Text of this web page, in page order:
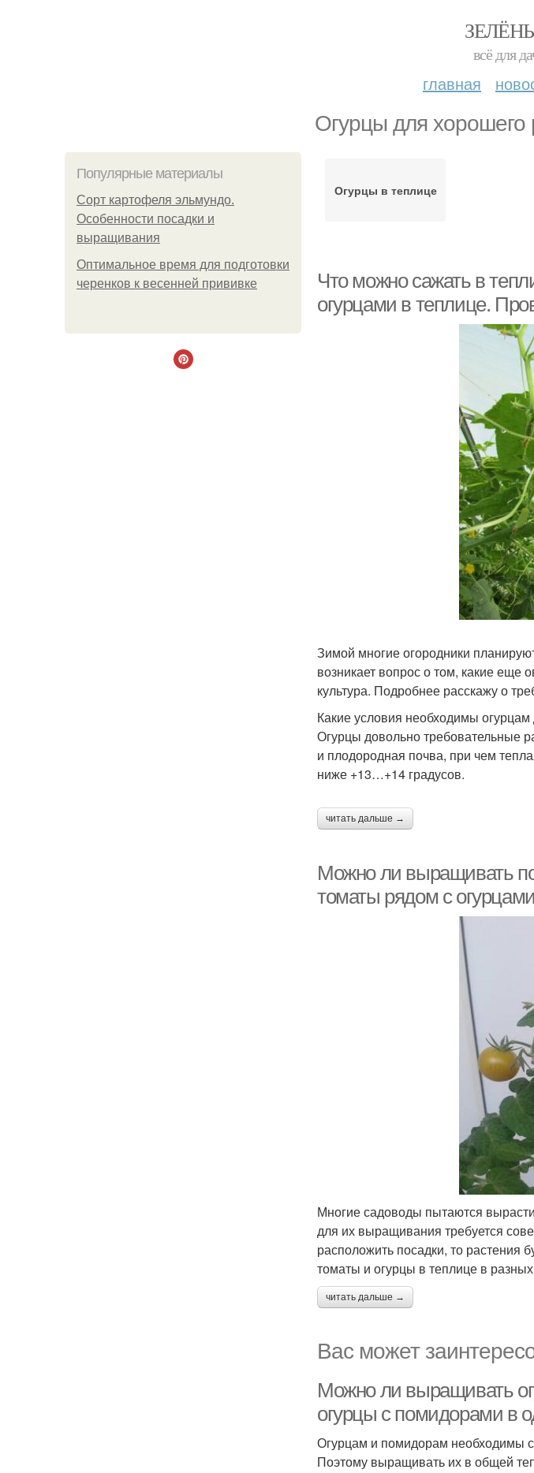
всё для
главная
Огурцы для хорошего
Популярные материалы
Сорт картофеля эльмундо.
Особенности посадки и
выращивания
Оптимальное время для подготовки
черенков к весенней прививке
Огурцы в теплице
Что можно сажать в
огурцами в теплице.
Зимой многие огородники
возникает вопрос о том, какие еще
культура. Подробнее расскажу о
Какие условия необходимы
Огурцы довольно требовательные
и плодородная почва, при чем
ниже +13…+14 градусов.
читать дальше →
Можно ли выращивать
томаты рядом с
Многие садоводы пытаются
для их выращивания требуется
расположить посадки, то
томаты и огурцы в теплице в
читать дальше →
Вас может
Можно ли выращивать
огурцы с помидорами в
Огурцам и помидорам необходимы
Поэтому выращивать их в общей